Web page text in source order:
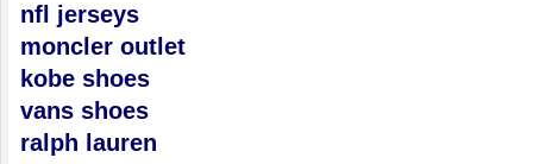
nfl jerseys
moncler outlet
kobe shoes
vans shoes
ralph lauren